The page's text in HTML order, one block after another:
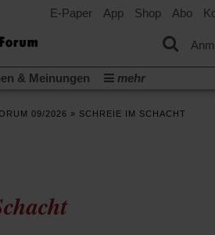
E-Paper App Shop Abo
& Meinungen
mehr
e.V.
Gefährlicher Reichtum
09/2026 » SCHREIE IM SCHACHT